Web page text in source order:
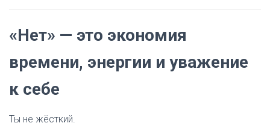
«Нет» — это экономия
времени, энергии и уважение
к себе
Ты не жёсткий.